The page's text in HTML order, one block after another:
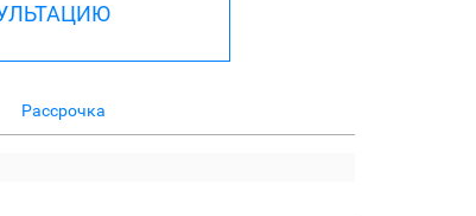
Рассрочка